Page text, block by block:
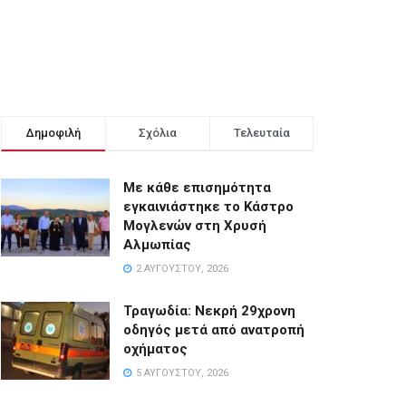
Δημοφιλή Σχόλια Τελευταία
Με κάθε επισημότητα
εγκαινιάστηκε το Κάστρο
Μογλενών στη Χρυσή
Αλμωπίας
2 ΑΥΓΟΎΣΤΟΥ, 2026
Τραγωδία: Νεκρή 29χρονη
οδηγός μετά από ανατροπή
οχήματος
5 ΑΥΓΟΎΣΤΟΥ, 2026